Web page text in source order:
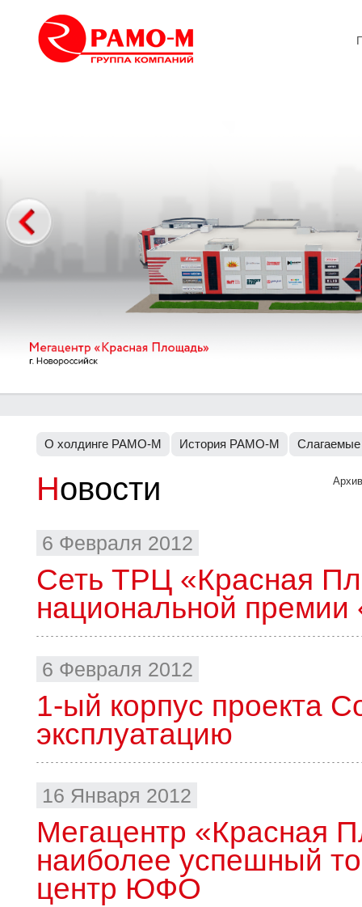
О холдинге РАМО-М История РАМО-М Слагаемые
Новости
6 Февраля 2012
Сеть ТРЦ «Красная
национальной
6 Февраля 2012
1-ый корпус проекта
эксплуатацию
16 Января 2012
Мегацентр «Красная
наиболее успешный
центр ЮФО